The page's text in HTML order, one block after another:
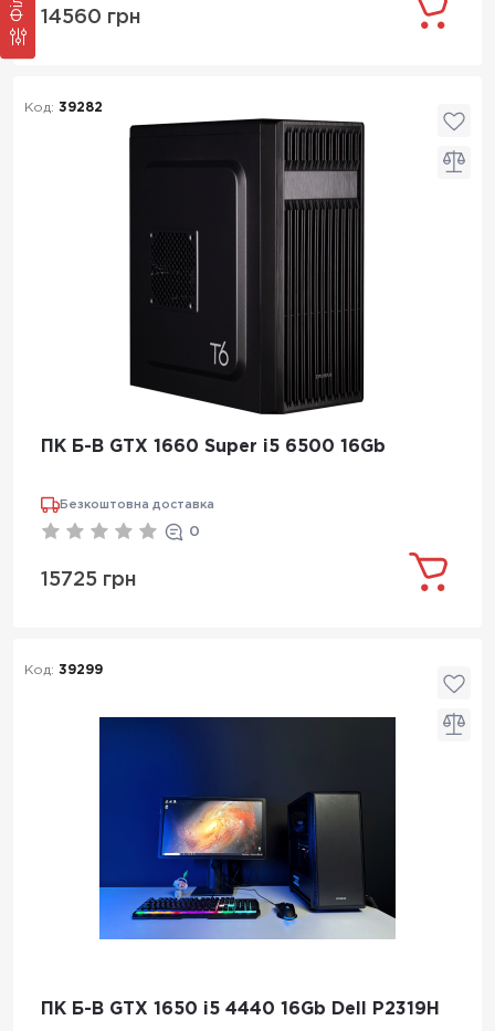
14560 грн
Код: 39282
ПК Б-В GTX 1660 Super i5 6500 16Gb
Безкоштовна доставка
0
15725 грн
Код: 39299
ПК Б-В GTX 1650 i5 4440 16Gb Dell P2319H